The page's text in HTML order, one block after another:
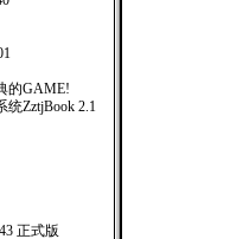
的GAME!
统ZztjBook 2.1
正式版